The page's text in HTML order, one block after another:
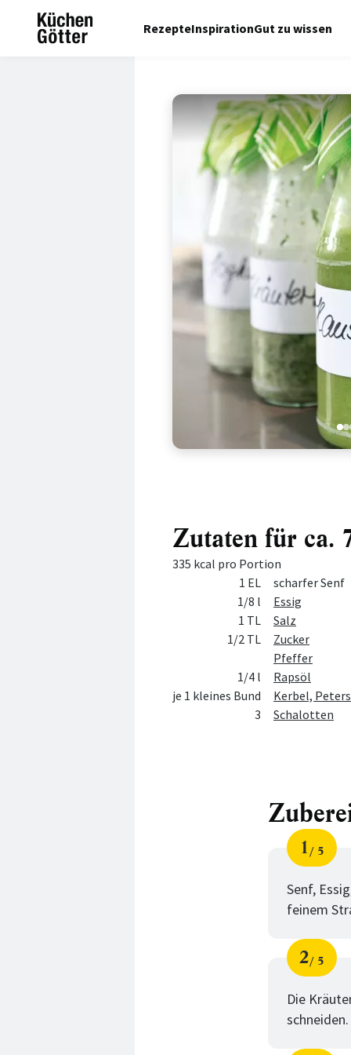
RezepteInspirationGut zu wissen
12
Zutaten für ca.
335 kcal pro Portion
1 EL
scharfer Senf
1/8 l
Essig
1 TL
Salz
1/2 TL
Zucker
Pfeffer
1/4 l
Rapsöl
je 1 kleines Bund
Kerbel,
3
Schalotten
Schritt
1
von
5
Senf,
feinem
Schritt
2
von
5
Die